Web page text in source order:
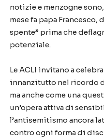
notizie e menzogne
mese fa papa Francesco,
spente” prima che
potenziale.
Le ACLI invitano a
innanzitutto nel ricordo
ma anche come una
un’opera attiva di
l’antisemitismo ancora
contro ogni forma di